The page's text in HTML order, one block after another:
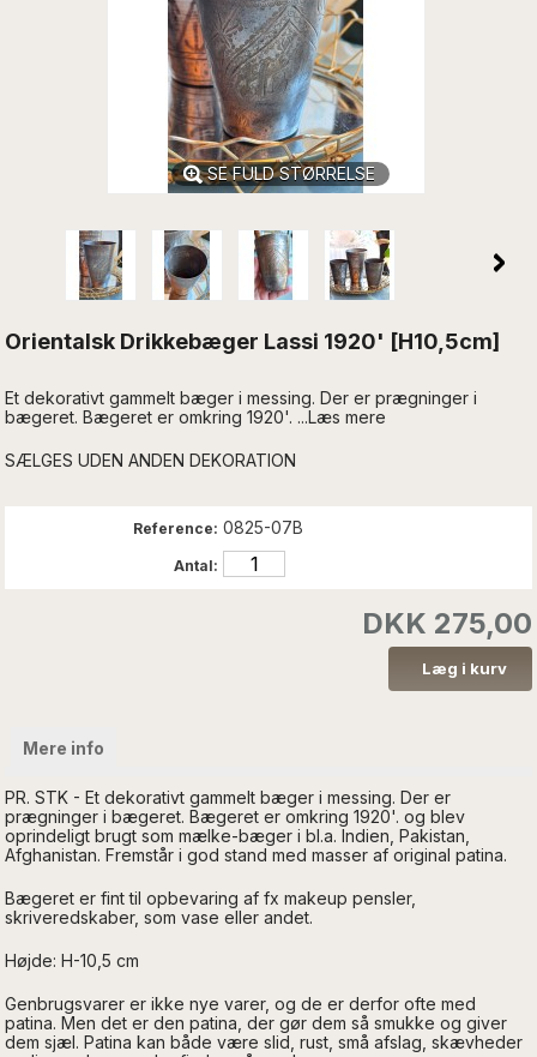
SE FULD STØRRELSE
Orientalsk Drikkebæger Lassi 1920' [H10,5cm]
Et dekorativt gammelt bæger i messing. Der er prægninger i
bægeret. Bægeret er omkring 1920'. ...Læs mere
SÆLGES UDEN ANDEN DEKORATION
Reference: 0825-07B
Antal:
DKK 275,00
Mere info
PR. STK - Et dekorativt gammelt bæger i messing. Der er
prægninger i bægeret. Bægeret er omkring 1920'. og blev
oprindeligt brugt som mælke-bæger i bl.a. Indien, Pakistan,
Afghanistan. Fremstår i god stand med masser af original patina.
Bægeret er fint til opbevaring af fx makeup pensler,
skriveredskaber, som vase eller andet.
Højde: H-10,5 cm
Genbrugsvarer er ikke nye varer, og de er derfor ofte med
patina. Men det er den patina, der gør dem så smukke og giver
dem sjæl. Patina kan både være slid, rust, små afslag, skævheder